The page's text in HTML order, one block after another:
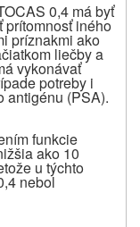
0,4 má byť
prítomnosť iného
príznakmi ako
liečby a
vykonávať
potreby i
antigénu (PSA).
funkcie
ako 10
u týchto
nebol